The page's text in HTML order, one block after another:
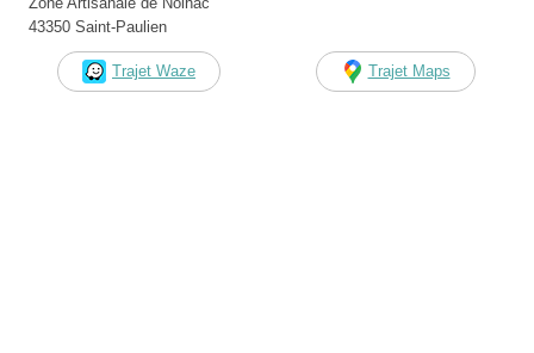
43350 Saint-Paulien
Trajet Waze Trajet Maps